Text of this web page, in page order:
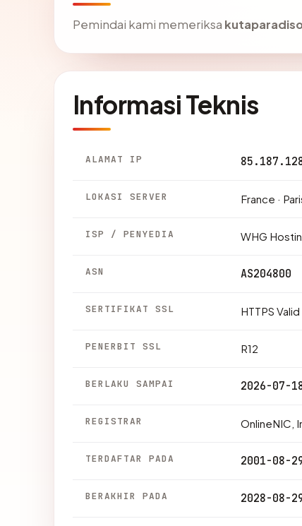
Pemindai kami memeriksa
Informasi Teknis
ALAMAT IP
LOKASI SERVER France ·
ISP / PENYEDIA WHG
ASN AS204800
SERTIFIKAT SSL HTTPS Valid
PENERBIT SSL R12
BERLAKU SAMPAI 2026-07-
REGISTRAR OnlineNIC,
TERDAFTAR PADA 2001-08-
BERAKHIR PADA 2028-08-